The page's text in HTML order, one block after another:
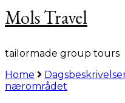
Mols Travel
tailormade group tours
Home
nærområdet